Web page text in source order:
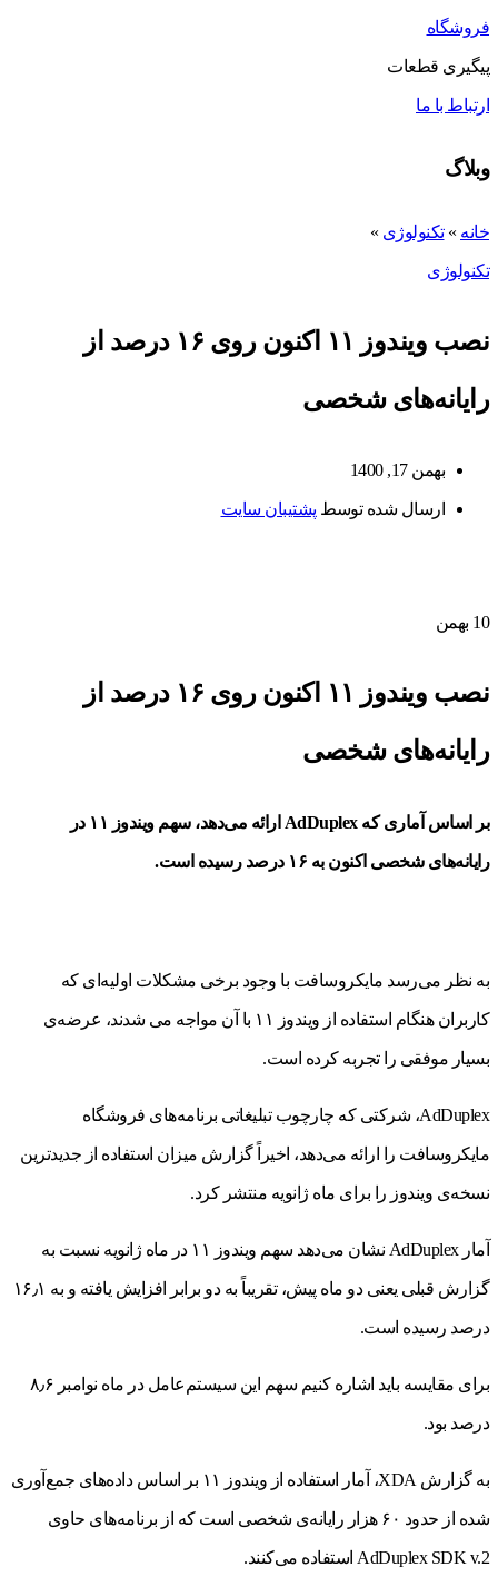
فروشگاه
پیگیری قطعات
ارتباط با ما
وبلاگ
خانه »تکنولوژی »
تکنولوژی
نصب ویندوز ۱۱ اکنون روی ۱۶ درصد از
رایانه‌های شخصی
بهمن 17, 1400
ارسال شده توسط پشتیبان سایت
10 بهمن
نصب ویندوز ۱۱ اکنون روی ۱۶ درصد از
رایانه‌های شخصی
بر‌ اساس آماری که AdDuplex ارائه می‌دهد، سهم ویندوز ۱۱ در
رایانه‌های شخصی اکنون به ۱۶ درصد رسیده است.
به‌‌ نظر می‌رسد مایکروسافت با‌ وجود برخی مشکلات اولیه‌ای که
کاربران هنگام استفاده از ویندوز ۱۱ با آن مواجه می شدند، عرضه‌ی
بسیار موفقی را تجربه کرده است.
AdDuplex، شرکتی که چارچوب تبلیغاتی برنامه‌های فروشگاه
مایکروسافت را ارائه می‌دهد، اخیراً گزارش میزان استفاده‌ از جدیدترین
نسخه‌ی ویندوز را برای ماه ژانویه منتشر کرد.
آمار AdDuplex نشان می‌دهد سهم ویندوز ۱۱ در ماه ژانویه نسبت به
گزارش قبلی یعنی دو‌ ماه پیش، تقریباً به دو‌ برابر افزایش یافته و به ۱۶٫۱
درصد رسیده است.
برای مقایسه باید اشاره کنیم سهم این سیستم‌عامل در ماه نوامبر ۸٫۶
درصد بود.
به گزارش XDA، آمار استفاده از ویندوز ۱۱ بر‌ اساس داده‌های جمع‌آوری
شده از حدود ۶۰ هزار رایانه‌ی شخصی است که از برنامه‌های حاوی
AdDuplex SDK v.2 استفاده می‌کنند.